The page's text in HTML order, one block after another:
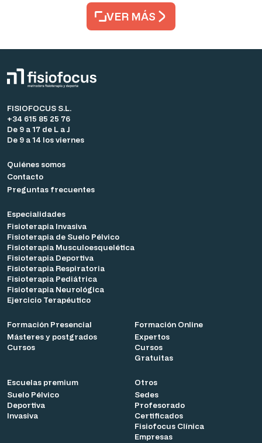
VER MÁS
FISIOFOCUS S.L.
+34 615 85 25 76
De 9 a 17 de L a J
De 9 a 14 los viernes
Quiénes somos
Contacto
Preguntas frecuentes
Especialidades
Fisioterapia Invasiva
Fisioterapia de Suelo Pélvico
Fisioterapia Musculoesquelética
Fisioterapia Deportiva
Fisioterapia Respiratoria
Fisioterapia Pediátrica
Fisioterapia Neurológica
Ejercicio Terapéutico
Formación Presencial
Másteres y postgrados
Cursos
Formación Online
Expertos
Cursos
Gratuitas
Escuelas premium
Suelo Pélvico
Deportiva
Invasiva
Otros
Sedes
Profesorado
Certificados
Fisiofocus Clínica
Empresas